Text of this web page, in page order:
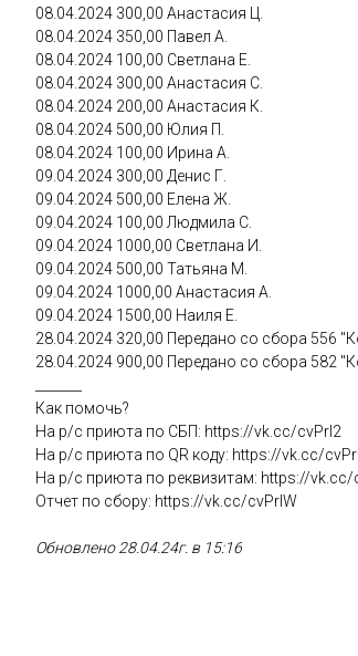
08.04.2024 300,00 Анастасия Ц.
08.04.2024 350,00 Павел А.
08.04.2024 100,00 Светлана Е.
08.04.2024 300,00 Анастасия С.
08.04.2024 200,00 Анастасия К.
08.04.2024 500,00 Юлия П.
08.04.2024 100,00 Ирина А.
09.04.2024 300,00 Денис Г.
09.04.2024 500,00 Елена Ж.
09.04.2024 100,00 Людмила С.
09.04.2024 1000,00 Светлана И.
09.04.2024 500,00 Татьяна М.
09.04.2024 1000,00 Анастасия А.
09.04.2024 1500,00 Наиля Е.
28.04.2024 320,00 Передано со сбора 556
28.04.2024 900,00 Передано со сбора 582
Как помочь?
На р/с приюта по СБП: https://vk.cc/cvPrI2
На р/с приюта по QR коду: https://vk.cc/
На р/с приюта по реквизитам: https://vk.cc/
Отчет по сбору: https://vk.cc/cvPrIW
Обновлено 28.04.24г. в 15:16